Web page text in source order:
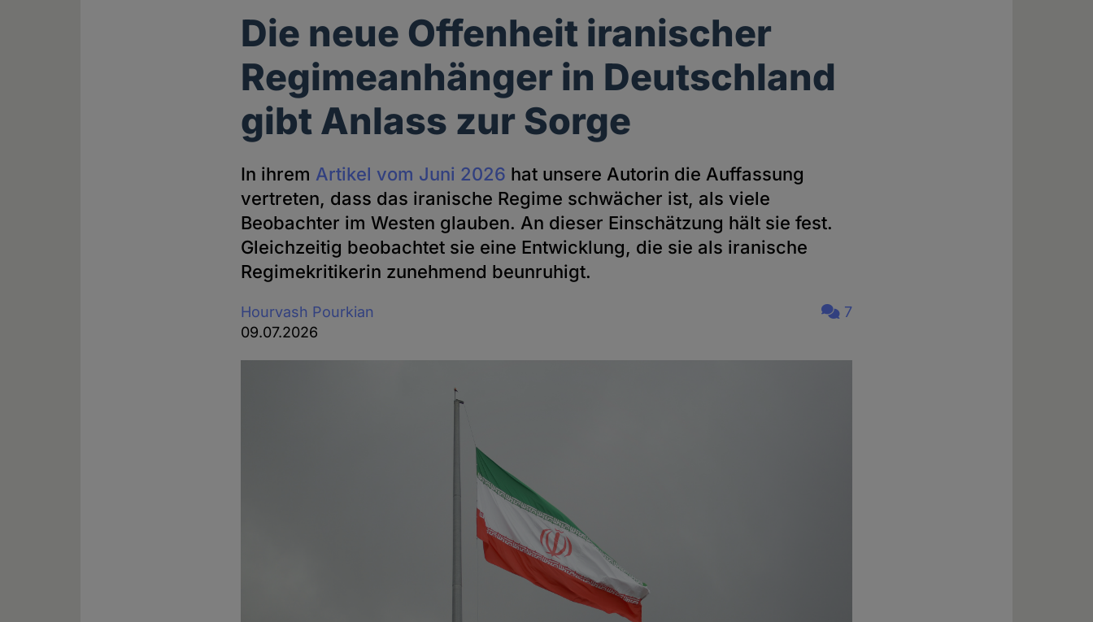
Die neue Offenheit iranischer
Regimeanhänger in Deutschland
gibt Anlass zur Sorge
In ihrem Artikel vom Juni 2026 hat unsere Autorin die Auffassung
vertreten, dass das iranische Regime schwächer ist, als viele
Beobachter im Westen glauben. An dieser Einschätzung hält sie fest.
Gleichzeitig beobachtet sie eine Entwicklung, die sie als iranische
Regimekritikerin zunehmend beunruhigt.
Hourvash Pourkian
09.07.2026
7